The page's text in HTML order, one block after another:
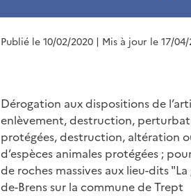
Publié le 10/02/2020 | Mis à jour le 17/
Dérogation aux dispositions de
enlèvement, destruction,
protégées, destruction, altération
d’espèces animales protégées ;
de roches massives aux lieu-dits
de-Brens sur la commune de Trept